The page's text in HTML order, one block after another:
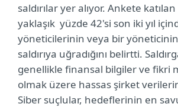
saldırılar yer alıyor. Ankete
yaklaşık yüzde 42'si son iki yıl
yöneticilerinin veya bir
saldırıya uğradığını belirtti.
genellikle finansal bilgiler ve fikri
olmak üzere hassas şirket
Siber suçlular, hedeflerinin en